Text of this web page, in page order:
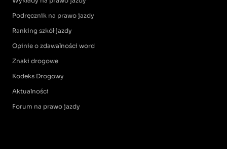
Podręcznik na prawo jazdy
Ranking szkół jazdy
Opinie o zdawalności word
Znaki drogowe
Kodeks Drogowy
Aktualności
Forum na prawo jazdy